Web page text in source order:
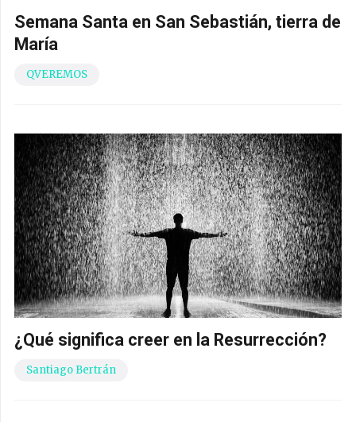
Semana Santa en San Sebastián, tierra de
María
QVEREMOS
¿Qué significa creer en la Resurrección?
Santiago Bertrán